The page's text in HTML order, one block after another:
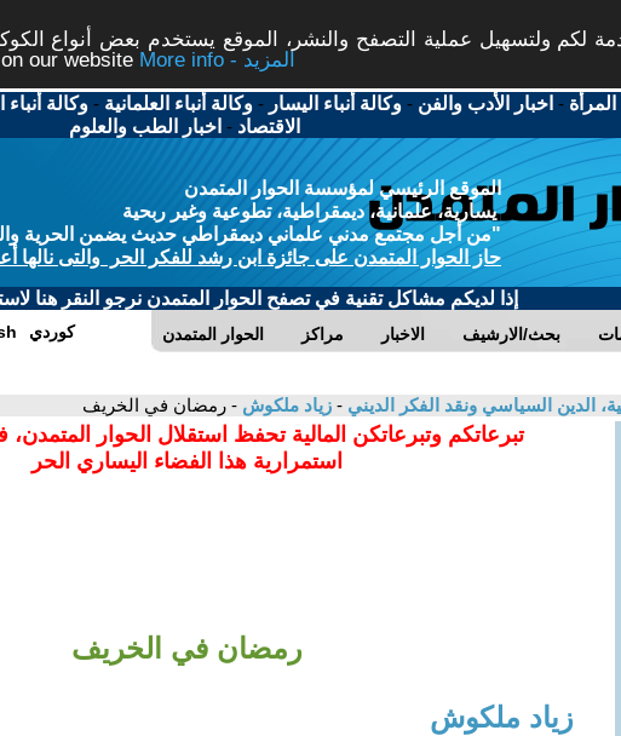
لكم ولتسهيل عملية التصفح والنشر، الموقع يستخدم بعض أنواع
our website
More info - المزيد
المرأة - اخبار الأدب والفن -وكالة أنباء اليسار -وكالة أنباء العلمانية -وكالة أنباء
الاقتصاد - اخبار الطب والعلوم
الموقع الرئيسي لمؤسسة الحوار المتمدن
يسارية، علمانية، ديمقراطية، تطوعية وغير ربحية
"من أجل مجتمع مدني علماني ديمقراطي حديث يضمن الحرية
حاز الحوار المتمدن على جائزة ابن رشد للفكر الحر والتى نالها
إذا لديكم مشاكل تقنية في تصفح الحوار المتمدن نرجو النقر هنا
الحوار المتمدن مراكز الاخبار بحث/الارشيف كوردي
الدين السياسي ونقد الفكر الديني - زياد ملكوش - رمضان في الخريف
تبرعاتكم وتبرعاتكن المالية تحفظ استقلال الحوار
استمرارية هذا الفضاء اليساري الحر
رمضان في الخريف
زياد ملكوش